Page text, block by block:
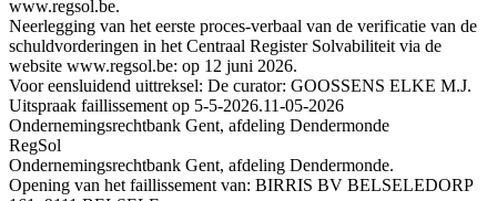
www.regsol.be.
Neerlegging van het eerste proces-verbaal van de verificatie van de
schuldvorderingen in het Centraal Register Solvabiliteit via de
website www.regsol.be: op 12 juni 2026.
Voor eensluidend uittreksel: De curator: GOOSSENS ELKE M.J.
Uitspraak faillissement op 5-5-2026.11-05-2026
Ondernemingsrechtbank Gent, afdeling Dendermonde
RegSol
Ondernemingsrechtbank Gent, afdeling Dendermonde.
Opening van het faillissement van: BIRRIS BV BELSELEDORP